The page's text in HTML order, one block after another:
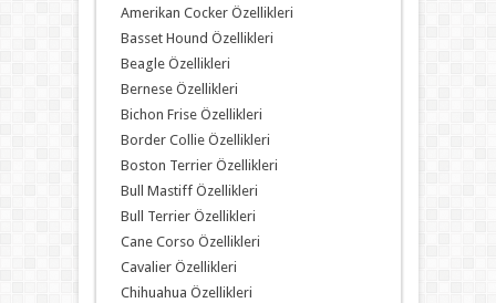
Amerikan Cocker Özellikleri
Basset Hound Özellikleri
Beagle Özellikleri
Bernese Özellikleri
Bichon Frise Özellikleri
Border Collie Özellikleri
Boston Terrier Özellikleri
Bull Mastiff Özellikleri
Bull Terrier Özellikleri
Cane Corso Özellikleri
Cavalier Özellikleri
Chihuahua Özellikleri